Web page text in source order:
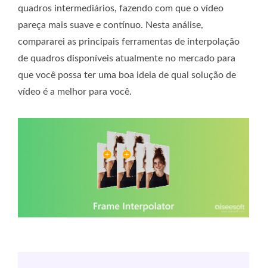
quadros intermediários, fazendo com que o vídeo
pareça mais suave e contínuo. Nesta análise,
compararei as principais ferramentas de interpolação
de quadros disponíveis atualmente no mercado para
que você possa ter uma boa ideia de qual solução de
vídeo é a melhor para você.